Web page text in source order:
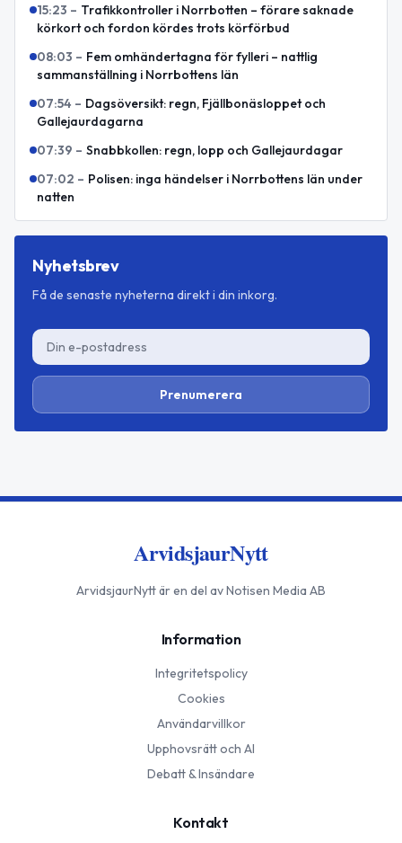
15:23 – Trafikkontroller i Norrbotten – förare saknade
körkort och fordon kördes trots körförbud
08:03 – Fem omhändertagna för fylleri – nattlig
sammanställning i Norrbottens län
07:54 – Dagsöversikt: regn, Fjällbonäsloppet och
Gallejaurdagarna
07:39 – Snabbkollen: regn, lopp och Gallejaurdagar
07:02 – Polisen: inga händelser i Norrbottens län under
natten
Nyhetsbrev
Få de senaste nyheterna direkt i din inkorg.
Prenumerera
ArvidsjaurNytt
ArvidsjaurNyttär en del av Notisen Media AB
Information
Integritetspolicy
Cookies
Användarvillkor
Upphovsrätt och AI
Debatt & Insändare
Kontakt